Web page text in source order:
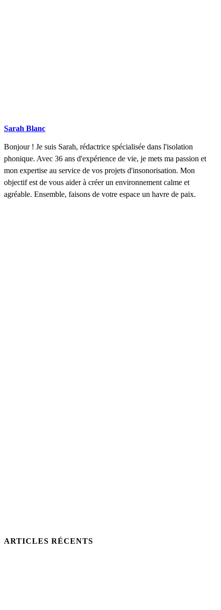
Sarah Blanc
Bonjour ! Je suis Sarah, rédactrice spécialisée dans l'isolation
phonique. Avec 36 ans d'expérience de vie, je mets ma passion et
mon expertise au service de vos projets d'insonorisation. Mon
objectif est de vous aider à créer un environnement calme et
agréable. Ensemble, faisons de votre espace un havre de paix.
ARTICLES RÉCENTS